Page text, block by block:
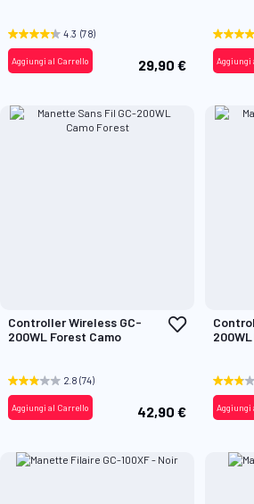
4.3 (78)
29,90 €
Aggiungi al Carrello Aggiungi
Controller Wireless GC-
200WL Forest Camo
Aggiungi
2.8 (74)
42,90 €
Aggiungi al Carrello Aggiungi